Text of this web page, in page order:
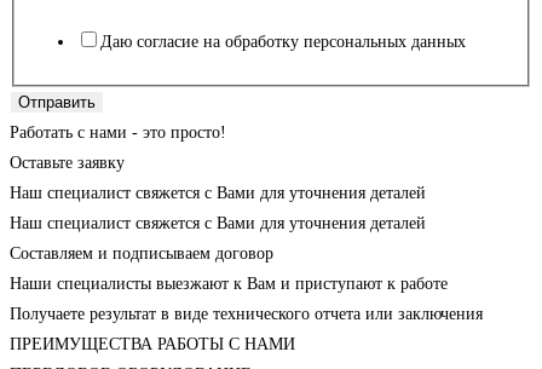
Даю согласие на обработку персональных данных
Отправить
Работать с нами - это просто!
Оставьте заявку
Наш специалист свяжется с Вами для уточнения деталей
Наш специалист свяжется с Вами для уточнения деталей
Составляем и подписываем договор
Наши специалисты выезжают к Вам и приступают к работе
Получаете результат в виде технического отчета или заключения
ПРЕИМУЩЕСТВА РАБОТЫ С НАМИ